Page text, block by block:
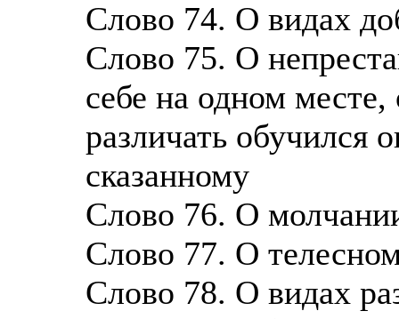
Слово 74. О видах
Слово 75. О
себе на одном
различать обучился
сказанному
Слово 76. О
Слово 77. О
Слово 78. О видах